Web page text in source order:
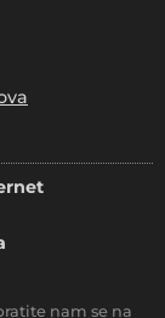
nam se na